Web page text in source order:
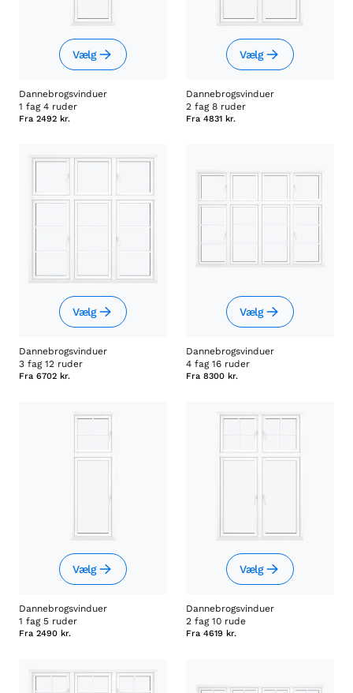
Vælg
Dannebrogsvinduer
1 fag 4 ruder
Fra 2492 kr.
Vælg
Dannebrogsvinduer
2 fag 8 ruder
Fra 4831 kr.
Vælg
Dannebrogsvinduer
3 fag 12 ruder
Fra 6702 kr.
Vælg
Dannebrogsvinduer
4 fag 16 ruder
Fra 8300 kr.
Vælg
Dannebrogsvinduer
1 fag 5 ruder
Fra 2490 kr.
Vælg
Dannebrogsvinduer
2 fag 10 rude
Fra 4619 kr.